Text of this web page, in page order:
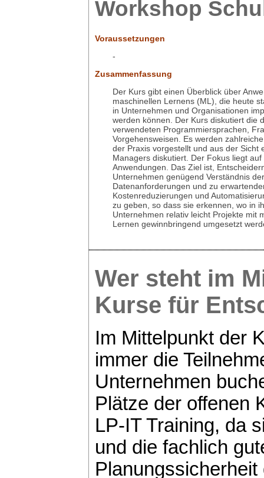
Workshop
Voraussetzungen
-
Zusammenfassung
Der Kurs gibt einen Überblick über
maschinellen Lernens (ML), die heute
in Unternehmen und Organisationen
werden können. Der Kurs diskutiert die
verwendeten Programmiersprachen,
Vorgehensweisen. Es werden
der Praxis vorgestellt und aus der Sicht
Managers diskutiert. Der Fokus liegt auf
Anwendungen. Das Ziel ist,
Unternehmen genügend Verständnis
Datenanforderungen und zu
Kostenreduzierungen und
zu geben, so dass sie erkennen, wo in
Unternehmen relativ leicht Projekte mit
Lernen gewinnbringend umgesetzt
Wer steht im
Kurse für
Im Mittelpunkt der
immer die
Unternehmen
Plätze der offenen
LP-IT Training, da
und die fachlich